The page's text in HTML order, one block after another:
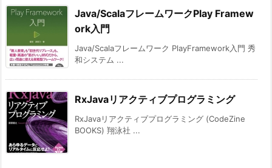
Java/ScalaフレームワークPlay Framew
ork入門
Java/Scalaフレームワーク PlayFramework入門 秀
和システム ...
RxJavaリアクティブプログラミング
RxJavaリアクティブプログラミング (CodeZine
BOOKS) 翔泳社 ...